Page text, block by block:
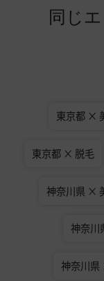
同じ
東京都 ×
東京都 × 脱毛
神奈川県 ×
神奈
神奈川